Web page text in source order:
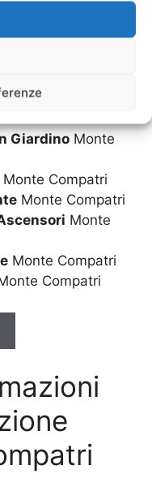
Casa
Giardino Monte
Monte Compatri
Monte Compatri
Monte
Monte Compatri
Compatri